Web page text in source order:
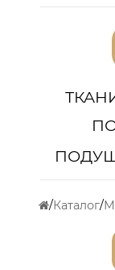
Каталог